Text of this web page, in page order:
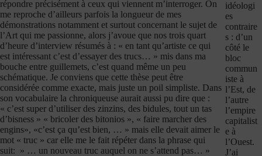
répondre précisément à ceux qui viennent m’interroger. On
me reproche d’ailleurs parfois la longueur de mes
démonstrations notamment et surtout concernant le sujet de
l’Art qui me passionne, alors j’avoue que nos trois quart
d’heure d’interview résumés à : « en tant qu’artiste ce qui
est intéressant c’est d’essayer des trucs… » mis dans ma
bouche entre guillemets, c’est quand même un peu
schématique. Je conviens que cette thèse peut être
considérée comme exacte, mais juste un poil simpliste. Dans
son vocabulaire la chroniqueuse aurait aussi pu dire que :
« c’est super d’utiliser des zinzins, des bidules, tout un tas
d’bisness » « bricoler des bitonios », « faire marcher des
engins», «c’est ça qu’est bien, … » mais elle devait aimer le
mot « truc » car elle me le fait répéter dans la phrase qui
suit: » … un nouveau truc auquel on ne s’attend pas… »
idéologi
es
contraire
s : d’un
côté le
bloc
commun
iste à
l’Est, de
l’autre
l’empire
capitalist
e à
l’Ouest.
J’ai